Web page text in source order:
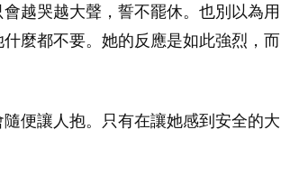
越哭越大聲，誓不罷休。也別以為用
麼都不要。她的反應是如此強烈，而
便讓人抱。只有在讓她感到安全的大